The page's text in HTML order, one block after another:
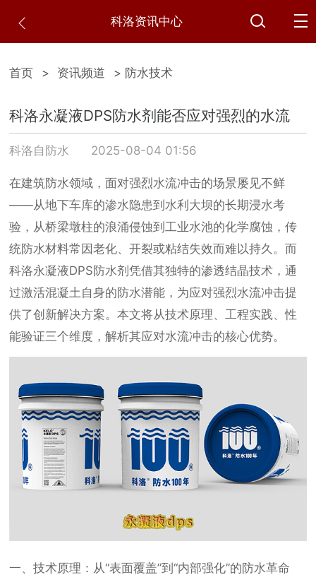
科洛资讯中心
首页 > 资讯频道 > 防水技术
科洛永凝液DPS防水剂能否应对强烈的水流
科洛自防水 2025-08-04 01:56
在建筑防水领域，面对强烈水流冲击的场景屡见不鲜
——从地下车库的渗水隐患到水利大坝的长期浸水考
验，从桥梁墩柱的浪涌侵蚀到工业水池的化学腐蚀，传
统防水材料常因老化、开裂或粘结失效而难以持久。而
科洛永凝液DPS防水剂凭借其独特的渗透结晶技术，通
过激活混凝土自身的防水潜能，为应对强烈水流冲击提
供了创新解决方案。本文将从技术原理、工程实践、性
能验证三个维度，解析其应对水流冲击的核心优势。
一、技术原理：从“表面覆盖”到“内部强化”的防水革命